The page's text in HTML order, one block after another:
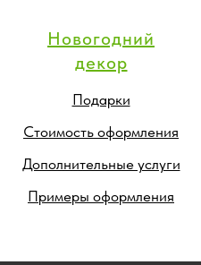
Новогодний
декор
Подарки
Стоимость оформления
Дополнительные услуги
Примеры оформления